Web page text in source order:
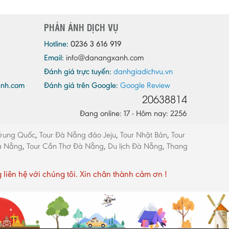
Quảng Trị
Sóc Trăng
Sơn La
Tây Ninh
Thái Bình
Thanh Hóa
Trà Vinh
Vĩnh Long
Vĩnh Phúc
PHẢN ÁNH DỊCH VỤ
Hotline: 0236 3 616 919
Email: info@danangxanh.com
Đánh giá trực tuyến: danhgiadichvu.vn
Đánh giá trên Google: Google Review
20638814
Đang online: 17 - Hôm nay: 2256
Quốc, Tour Đà Nẵng đảo Jeju, Tour Nhật Bản, Tour
Nẵng, Tour Cần Thơ Đà Nẵng, Du lịch Đà Nẵng, Thang
hệ với chúng tôi. Xin chân thành cảm ơn !